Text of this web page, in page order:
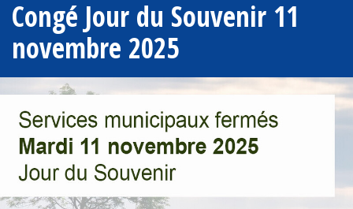
(Découvrir la municipalité )
Congé Jour du Souvenir 11
novembre 2025